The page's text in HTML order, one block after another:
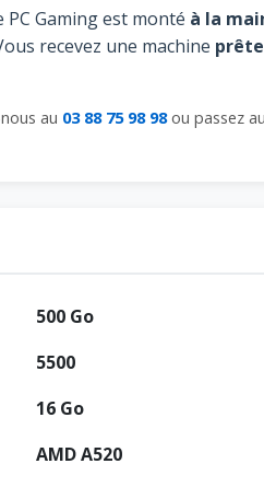
PC Gaming est monté à la
recevez une machine
au 03 88 75 98 98ou passez
500 Go
5500
16 Go
AMD A520